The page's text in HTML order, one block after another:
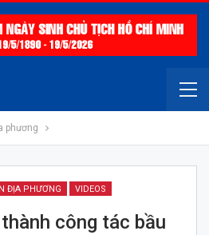
phương
ĐỊA PHƯƠNG VIDEOS
công tác bầu